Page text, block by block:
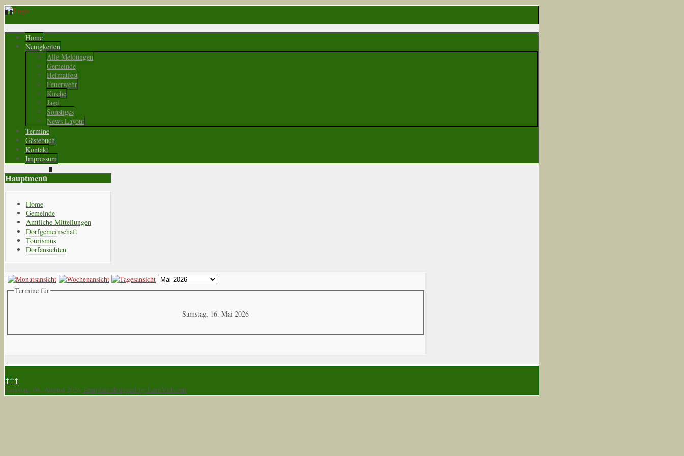
Home
Neuigkeiten
Alle Meldungen
Gemeinde
Heimatfest
Feuerwehr
Kirche
Jagd
Sonstiges
News Layout
Termine
Gästebuch
Kontakt
Impressum
Hauptmenü
Home
Gemeinde
Amtliche Mitteilungen
Dorfgemeinschaft
Tourismus
Dorfansichten
Termine für
Samstag, 16. Mai 2026
↑↑↑
Samstag, 08. August 2026 Template designed by LernVid.com